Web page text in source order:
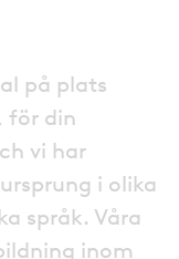
på plats
för din
vi har
i olika
språk. Våra
inom